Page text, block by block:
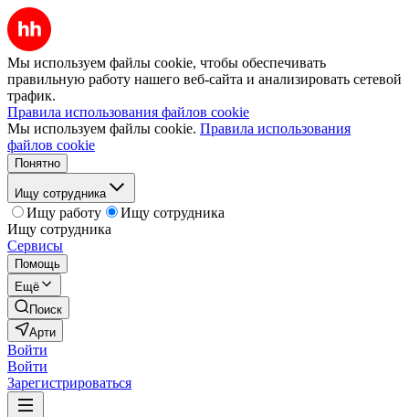
Мы используем файлы cookie, чтобы обеспечивать
правильную работу нашего веб-сайта и анализировать сетевой
трафик.
Правила использования файлов cookie
Мы используем файлы cookie. Правила использования
файлов cookie
Понятно
Ищу сотрудника
Ищу работу
Ищу сотрудника
Ищу сотрудника
Сервисы
Помощь
Ещё
Поиск
Арти
Войти
Войти
Зарегистрироваться